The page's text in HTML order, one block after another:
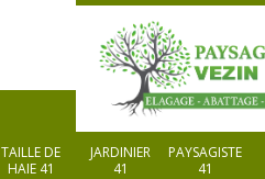
TAILLE DE
HAIE 41
JARDINIER
41
PAYSAGISTE
41